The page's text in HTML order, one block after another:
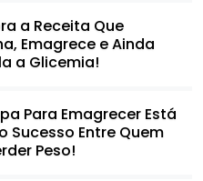
a Receita Que
Emagrece e Ainda
a Glicemia!
Para Emagrecer Está
Sucesso Entre Quem
Peso!